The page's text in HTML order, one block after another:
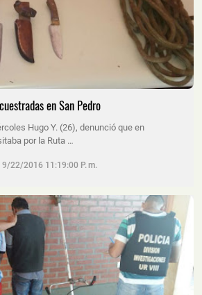
en San Pedro
Hugo Y. (26), denunció que en
por la Ruta …
9/22/2016 11:19:00 P. M.